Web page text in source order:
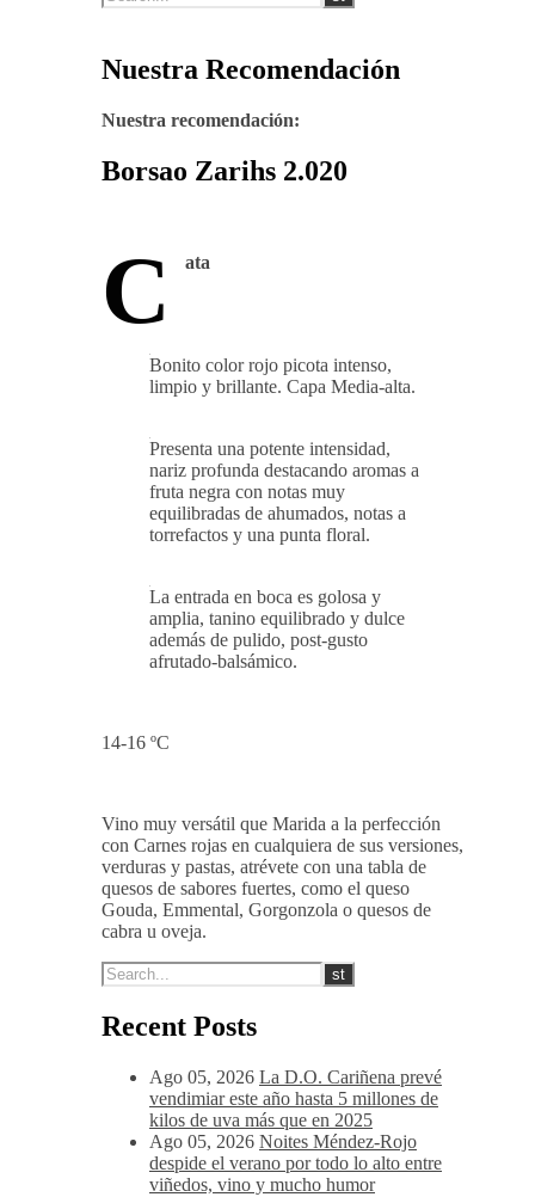
Nuestra Recomendación
Nuestra recomendación:
Borsao Zarihs 2.020
C ata
Presenta una potente intensidad,
equilibradas de ahumados, notas a
torrefactos y una punta floral.
amplia, tanino equilibrado y dulce
14-16 ºC
con Carnes rojas en cualquiera de sus versiones,
quesos de sabores fuertes, como el queso
Gouda, Emmental, Gorgonzola o quesos de
Recent Posts